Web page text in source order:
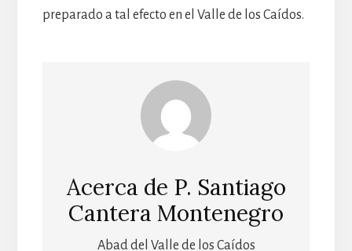
preparado a tal efecto en el Valle de los Caídos.
Acerca de P. Santiago
Cantera Montenegro
Abad del Valle de los Caídos